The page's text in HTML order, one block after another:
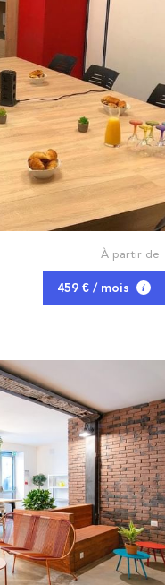
À partir de
459 € / mois